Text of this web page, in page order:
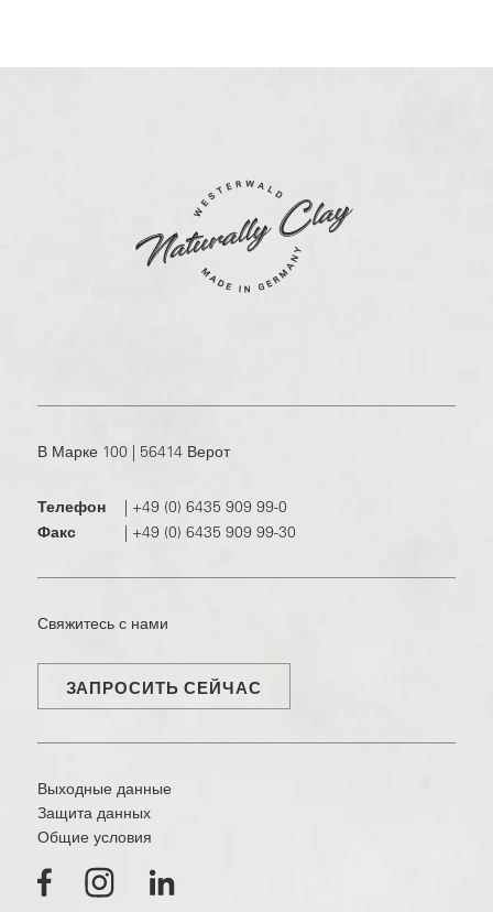
В Марке 100 | 56414 Верот
Телефон
+49 (0) 6435 909 99-0
Факс
+49 (0) 6435 909 99-30
Свяжитесь с нами
ЗАПРОСИТЬ СЕЙЧАС
Выходные данные
Защита данных
Общие условия